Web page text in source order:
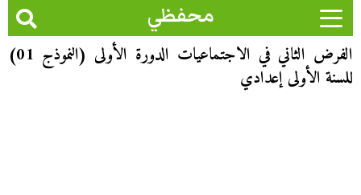
محفظي
الفرض الثاني في الاجتماعيات الدورة الأولى (النموذج 01)
للسنة الأولى إعدادي